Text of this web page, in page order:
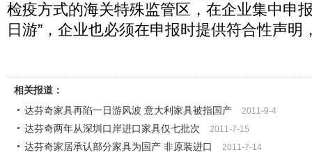
检疫方式的海关特殊监管区，在企业集中申
日游”，企业也必须在申报时提供符合性声明
相关报道：
达芬奇家具再陷一日游风波 意大利家具被指国产
2011-9-4
达芬奇两年从深圳口岸进口家具仅七批次 2011-7-15
达芬奇家居承认部分家具为国产 非原装进口 2011-7-14